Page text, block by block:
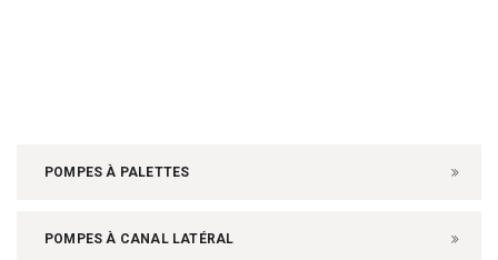
POMPES À PALETTES
POMPES À CANAL LATÉRAL